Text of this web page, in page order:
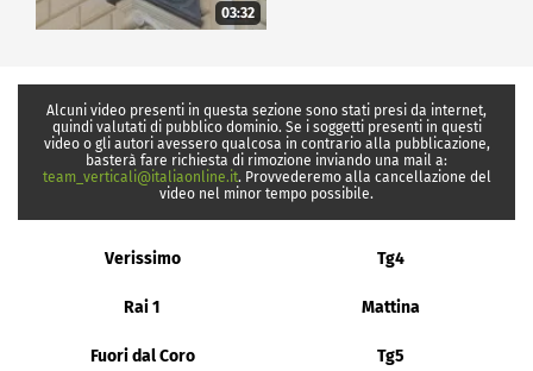
03:32
Alcuni video presenti in questa sezione sono stati presi da internet,
quindi valutati di pubblico dominio. Se i soggetti presenti in questi
video o gli autori avessero qualcosa in contrario alla pubblicazione,
basterà fare richiesta di rimozione inviando una mail a:
team_verticali@italiaonline.it. Provvederemo alla cancellazione del
video nel minor tempo possibile.
Verissimo Tg4
Rai 1 Mattina
Fuori dal Coro Tg5